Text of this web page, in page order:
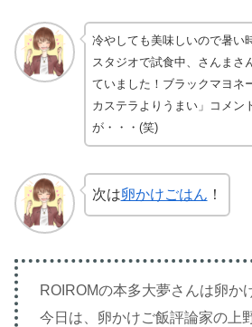
冷やしても美味しいので暑い
スタジオで試食中、さんまさ
ていました！ブラックマヨネ
カステラよりうまい」コメン
が・・・(笑)
次は卵かけごはん ！
ROIROMの本多大夢さんは卵か
今日は、卵かけご飯評論家の上